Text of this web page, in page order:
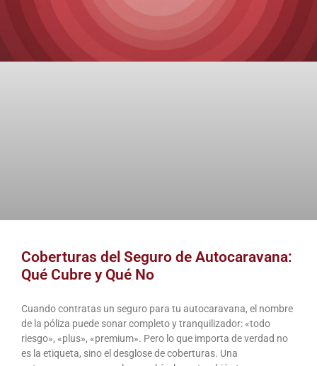
Coberturas del Seguro de Autocaravana:
Qué Cubre y Qué No
Cuando contratas un seguro para tu autocaravana, el nombre
de la póliza puede sonar completo y tranquilizador: «todo
riesgo», «plus», «premium». Pero lo que importa de verdad no
es la etiqueta, sino el desglose de coberturas. Una